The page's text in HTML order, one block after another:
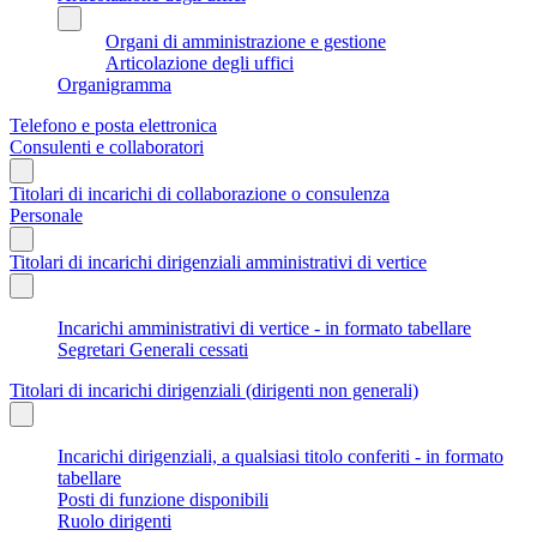
Organi di amministrazione e gestione
Articolazione degli uffici
Organigramma
Telefono e posta elettronica
Consulenti e collaboratori
Titolari di incarichi di collaborazione o consulenza
Personale
Titolari di incarichi dirigenziali amministrativi di vertice
Incarichi amministrativi di vertice - in formato tabellare
Segretari Generali cessati
Titolari di incarichi dirigenziali (dirigenti non generali)
Incarichi dirigenziali, a qualsiasi titolo conferiti - in formato
tabellare
Posti di funzione disponibili
Ruolo dirigenti